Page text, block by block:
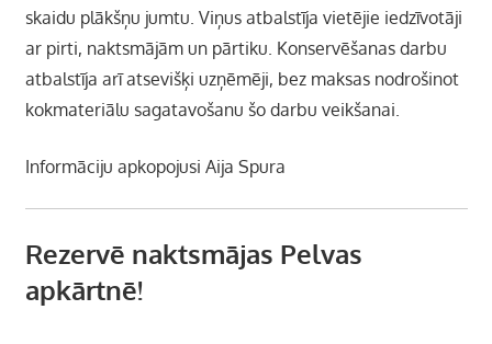
skaidu plākšņu jumtu. Viņus atbalstīja vietējie iedzīvotāji
ar pirti, naktsmājām un pārtiku. Konservēšanas darbu
atbalstīja arī atsevišķi uzņēmēji, bez maksas nodrošinot
kokmateriālu sagatavošanu šo darbu veikšanai.
Informāciju apkopojusi Aija Spura
Rezervē naktsmājas Pelvas
apkārtnē!